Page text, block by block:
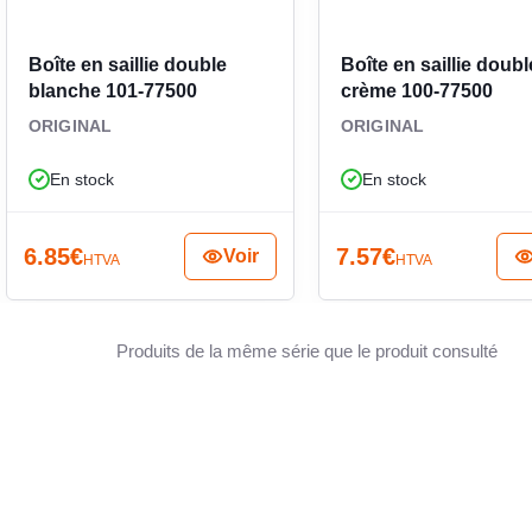
24 V, destiné à compléter le mécanisme
ni voyant, ni symbole scannable, ni fonction
de bus. Avec son indice de protection IP41
et à la plaque compatible, il constitue
de commande mural à six poussoirs.
AVEC
AVEC
Boîte en saillie double
blanche 101-77500
ORIGINAL
En stock
6.85€HTVA Voir
Boîte en saillie
crème 100-77500
ORIGINAL
En stock
7.57€HTVA
Produits de la même série que le produit consulté